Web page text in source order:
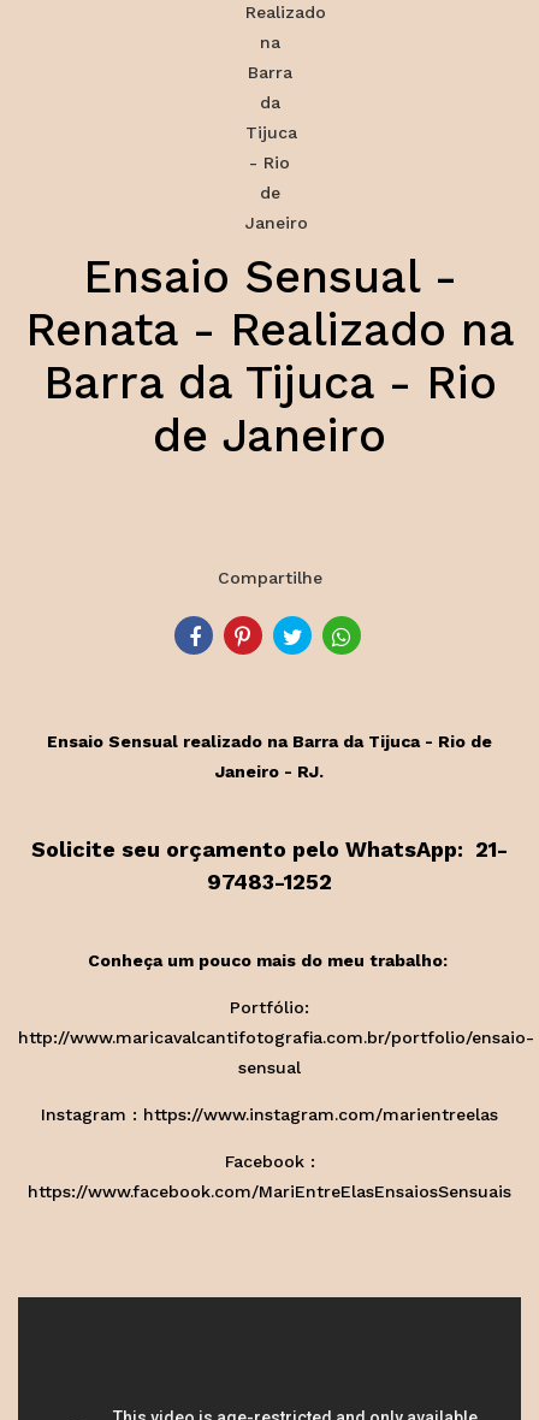
Ensaio Sensual -
Renata - Realizado na
Barra da Tijuca - Rio
de Janeiro
Compartilhe
Ensaio Sensual realizado na Barra da Tijuca - Rio de
Janeiro - RJ.
Solicite seu orçamento pelo WhatsApp: 21-
97483-1252
Conheça um pouco mais do meu trabalho:
Portfólio:
http://www.maricavalcantifotografia.com.br/portfolio/ensaio-
sensual
Instagram : https://www.instagram.com/marientreelas
Facebook :
https://www.facebook.com/MariEntreElasEnsaiosSensuais